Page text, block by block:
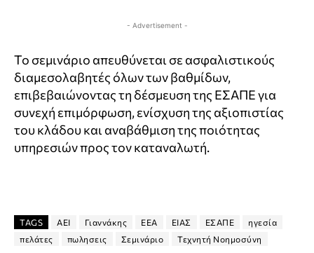
- Advertisement -
Το σεμινάριο απευθύνεται σε ασφαλιστικούς
διαμεσολαβητές όλων των βαθμίδων,
επιβεβαιώνοντας τη δέσμευση της ΕΣΑΠΕ για
συνεχή επιμόρφωση, ενίσχυση της αξιοπιστίας
του κλάδου και αναβάθμιση της ποιότητας
υπηρεσιών προς τον καταναλωτή.
TAGS ΑΕΙ Γιαννάκης ΕΕΑ ΕΙΑΣ ΕΣΑΠΕ
ηγεσία
πελάτες
πωλησεις Σεμινάριο Τεχνητή Νοημοσύνη